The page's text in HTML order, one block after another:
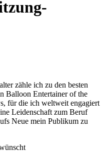
zähle ich zu den besten
Balloon Entertainer of the
für die ich weltweit engagiert
Leidenschaft zum Beruf
Neue mein Publikum zu